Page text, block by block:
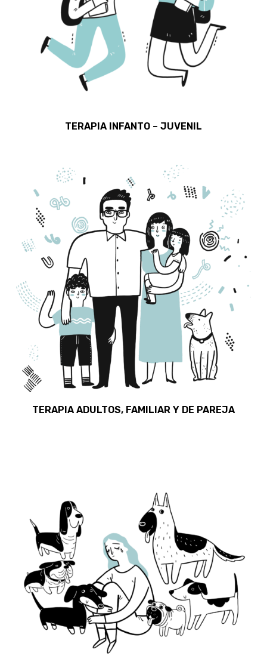
TERAPIA INFANTO – JUVENIL
TERAPIA ADULTOS, FAMILIAR Y DE PAREJA